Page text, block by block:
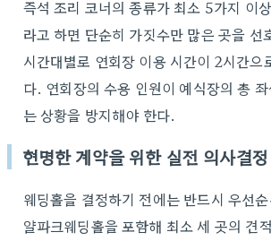
즉석 조리 코너의 종류가 최소 5가지 이
라고 하면 단순히 가짓수만 많은 곳을
시간대별로 연회장 이용 시간이 2시간
다. 연회장의 수용 인원이 예식장의 총
는 상황을 방지해야 한다.
현명한 계약을 위한 실전 의사결
웨딩홀을 결정하기 전에는 반드시 우선
얄파크웨딩홀을 포함해 최소 세 곳의 견